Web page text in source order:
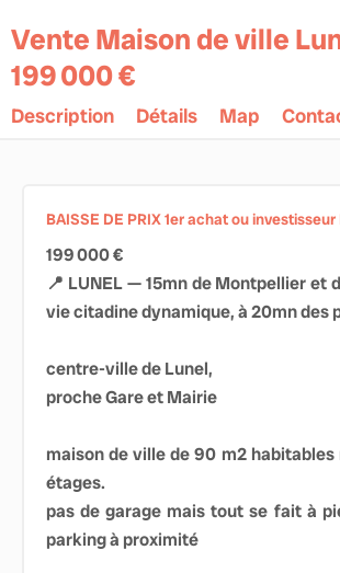
Vente Maison de ville
199 000 €
Description Détails Map
BAISSE DE PRIX 1er achat ou investisseur
199 000 €
📍 LUNEL — 15mn de Montpellier et
vie citadine dynamique, à 20mn des
centre-ville de Lunel,
proche Gare et Mairie
maison de ville de 90 m2
étages.
pas de garage mais tout se fait à
parking à proximité